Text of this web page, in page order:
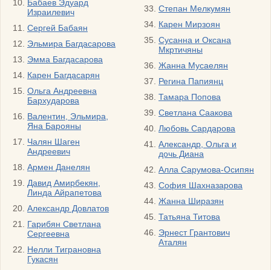
Бабаев Эдуард
Израилевич
Сергей Бабаян
Эльмира Багдасарова
Эмма Багдасарова
Карен Багдасарян
Ольга Андреевна
Бархударова
Валентин, Эльмира,
Яна Барояны
Чалян Шаген
Андреевич
Армен Данелян
Давид Амирбекян,
Линда Айрапетова
Александр Довлатов
Гарибян Светлана
Сергеевна
Нелли Тиграновна
Гукасян
Степан Мелкумян
Карен Мирзоян
Сусанна и Оксана
Мкртичяны
Жанна Мусаелян
Регина Папиянц
Тамара Попова
Светлана Саакова
Любовь Сардарова
Александр, Ольга и
дочь Диана
Алла Сарумова-Осипян
София Шахназарова
Жанна Ширазян
Татьяна Титова
Эрнест Грантович
Аталян